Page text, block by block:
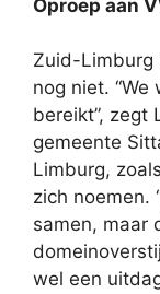
Oproep aan
Zuid-Limburg
nog niet.
bereikt”, zegt
gemeente
Limburg,
zich noemen.
samen, maar
wel een